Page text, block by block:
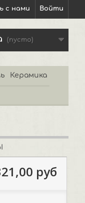
Войти
с нами
(пусто)
Керамика
руб